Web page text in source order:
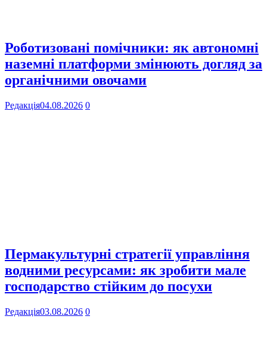
Роботизовані помічники: як автономні
наземні платформи змінюють догляд за
органічними овочами
Редакція04.08.2026 0
Пермакультурні стратегії управління
водними ресурсами: як зробити мале
господарство стійким до посухи
Редакція03.08.2026 0